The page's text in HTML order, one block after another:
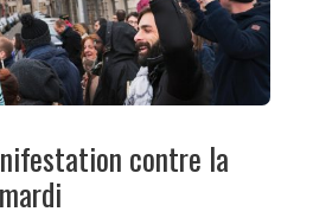
contre la